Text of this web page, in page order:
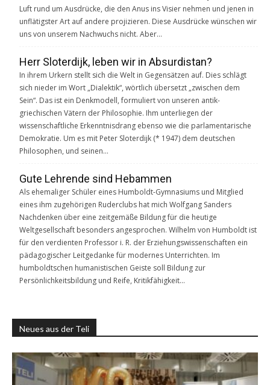
Luft rund um Ausdrücke, die den Anus ins Visier nehmen und jenen in
unflätigster Art auf andere projizieren. Diese Ausdrücke wünschen wir
uns von unserem Nachwuchs nicht. Aber…
Herr Sloterdijk, leben wir in Absurdistan?
In ihrem Urkern stellt sich die Welt in Gegensätzen auf. Dies schlägt
sich nieder im Wort „Dialektik“, wörtlich übersetzt „zwischen dem
Sein“. Das ist ein Denkmodell, formuliert von unseren antik-
griechischen Vätern der Philosophie. Ihm unterliegen der
wissenschaftliche Erkenntnisdrang ebenso wie die parlamentarische
Demokratie. Um es mit Peter Sloterdijk (* 1947) dem deutschen
Philosophen, und seinen…
Gute Lehrende sind Hebammen
Als ehemaliger Schüler eines Humboldt-Gymnasiums und Mitglied
eines ihm zugehörigen Ruderclubs hat mich Wolfgang Sanders
Nachdenken über eine zeitgemäße Bildung für die heutige
Weltgesellschaft besonders angesprochen. Wilhelm von Humboldt ist
für den verdienten Professor i. R. der Erziehungswissenschaften ein
pädagogischer Leitgedanke für modernes Unterrichten. Im
humboldtschen humanistischen Geiste soll Bildung zur
Persönlichkeitsbildung und Reife, Kritikfähigkeit…
Neues aus der Teli